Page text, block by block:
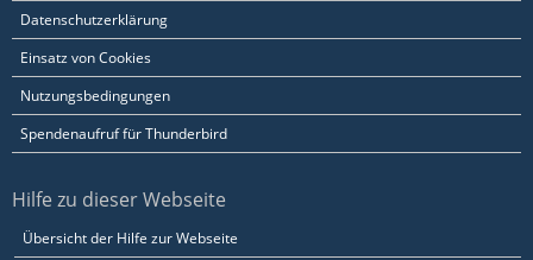
Datenschutzerklärung
Einsatz von Cookies
Nutzungsbedingungen
Spendenaufruf für Thunderbird
Hilfe zu dieser Webseite
Übersicht der Hilfe zur Webseite